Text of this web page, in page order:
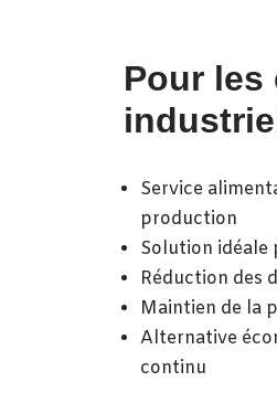
Pour les
Service
production
Solution idéale
Réduction des
Maintien de la
Alternative
continu